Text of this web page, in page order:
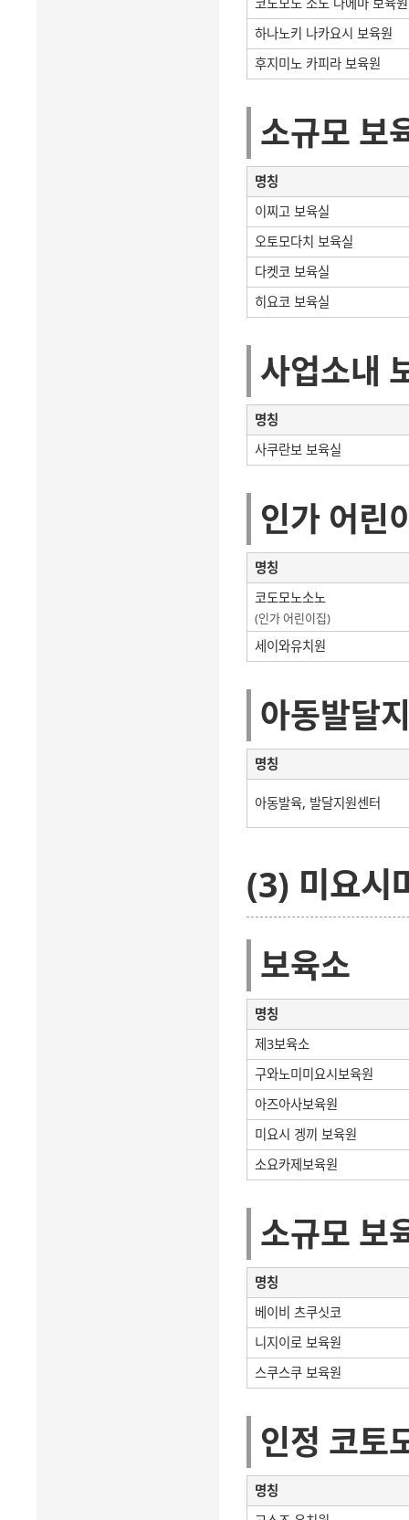
하나노키 나카요시 보육원
후지미노 카피라 보육원
소규모 보
명칭
이찌고 보육실
오토모다치 보육실
다켓코 보육실
히요코 보육실
사업소내
명칭
사쿠란보 보육실
인가 어린
명칭
코도모노소노
(인가 어린이집)
세이와유치원
아동발달
명칭
아동발육, 발달지원센터
(3) 미요시
보육소
명칭
제3보육소
구와노미미요시보육원
아즈아사보육원
미요시 겡끼 보육원
소요카제보육원
소규모 보
명칭
베이비 츠쿠싯코
니지이로 보육원
스쿠스쿠 보육원
인정 코토
명칭